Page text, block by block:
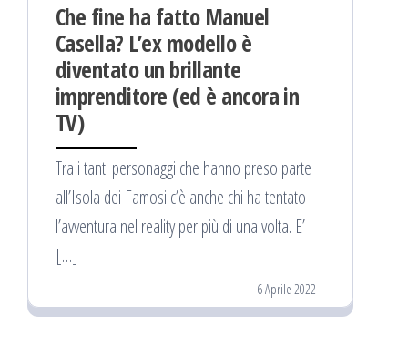
Che fine ha fatto Manuel
Casella? L’ex modello è
diventato un brillante
imprenditore (ed è ancora in
TV)
Tra i tanti personaggi che hanno preso parte
all’Isola dei Famosi c’è anche chi ha tentato
l’avventura nel reality per più di una volta. E’
[…]
6 Aprile 2022